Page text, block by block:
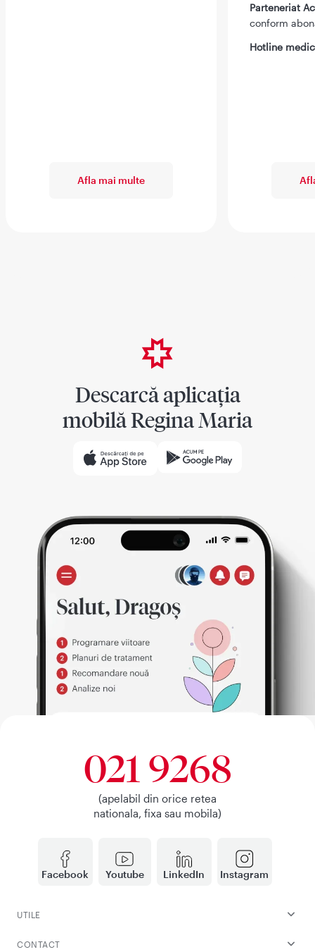
Afla mai multe
Parteneriat
conform
Hotline
Descarcă aplicația
mobilă Regina Maria
Facebook Youtube LinkedIn Instagram
021 9268
(apelabil din orice retea
nationala, fixa sau mobila)
UTILE
CONTACT